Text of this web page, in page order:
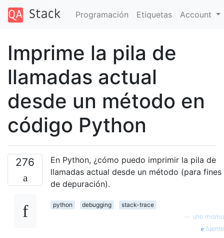
Programación Etiquetas Account
Imprime la pila de
llamadas actual
desde un método en
código Python
276
En Python, ¿cómo puedo imprimir la pila de
llamadas actual desde un método (para fines
de depuración).
python debugging
stack-trace
uno mismo
fuente